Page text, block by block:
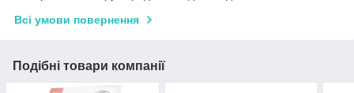
Всі умови повернення
Подібні товари компанії